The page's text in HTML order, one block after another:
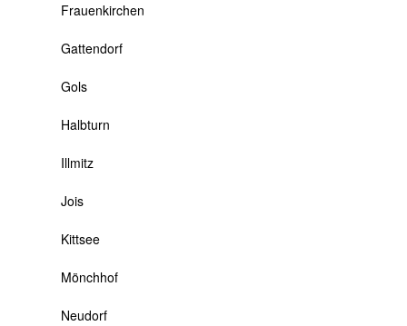
Frauenkirchen
Gattendorf
Gols
Halbturn
Illmitz
Jois
Kittsee
Mönchhof
Neudorf